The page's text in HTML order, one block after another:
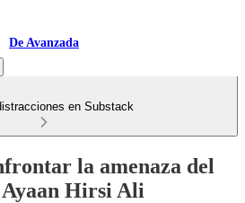
De Avanzada
en Substack
la amenaza del
Hirsi Ali